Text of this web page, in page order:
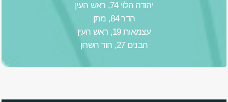
יהודה הלוי 74, ראש העין
הדר 84, מתן
עצמאות 19, ראש העין
הבנים 27, הוד השרון